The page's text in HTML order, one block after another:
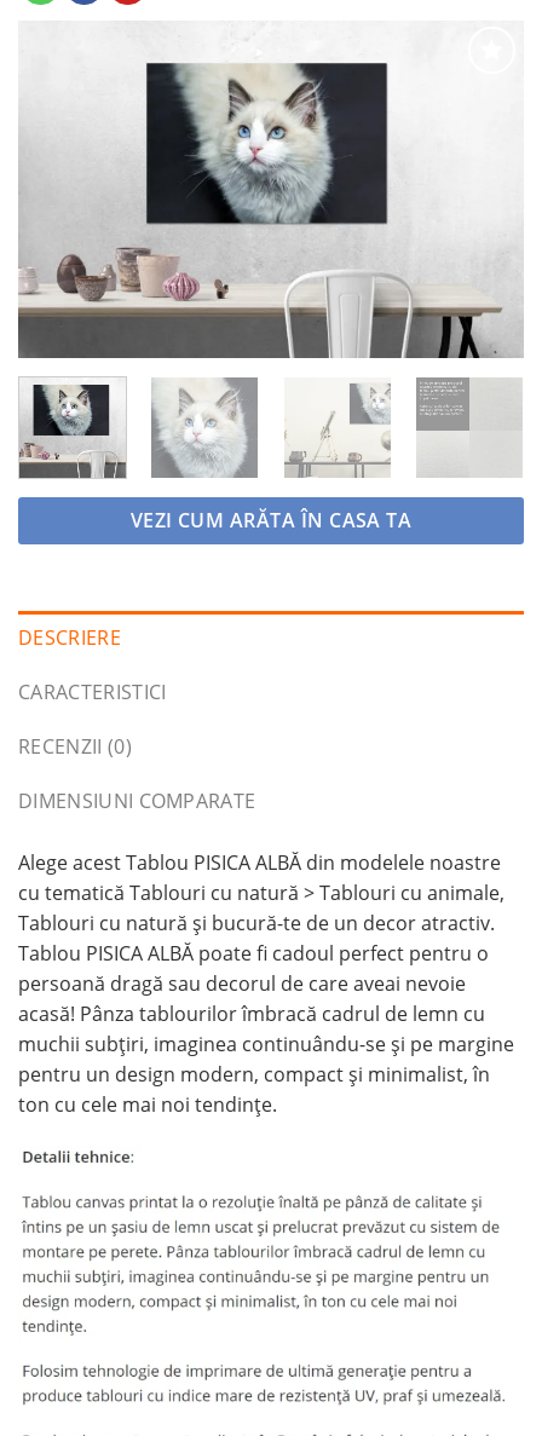
VEZI CUM ARĂTA ÎN CASA TA
DESCRIERE
CARACTERISTICI
RECENZII (0)
DIMENSIUNI COMPARATE
Alege acest Tablou PISICA ALBĂ din modelele noastre
cu tematică Tablouri cu natură > Tablouri cu animale,
Tablouri cu natură și bucură-te de un decor atractiv.
Tablou PISICA ALBĂ poate fi cadoul perfect pentru o
persoană dragă sau decorul de care aveai nevoie
acasă! Pânza tablourilor îmbracă cadrul de lemn cu
muchii subțiri, imaginea continuându-se și pe margine
pentru un design modern, compact și minimalist, în
ton cu cele mai noi tendințe.